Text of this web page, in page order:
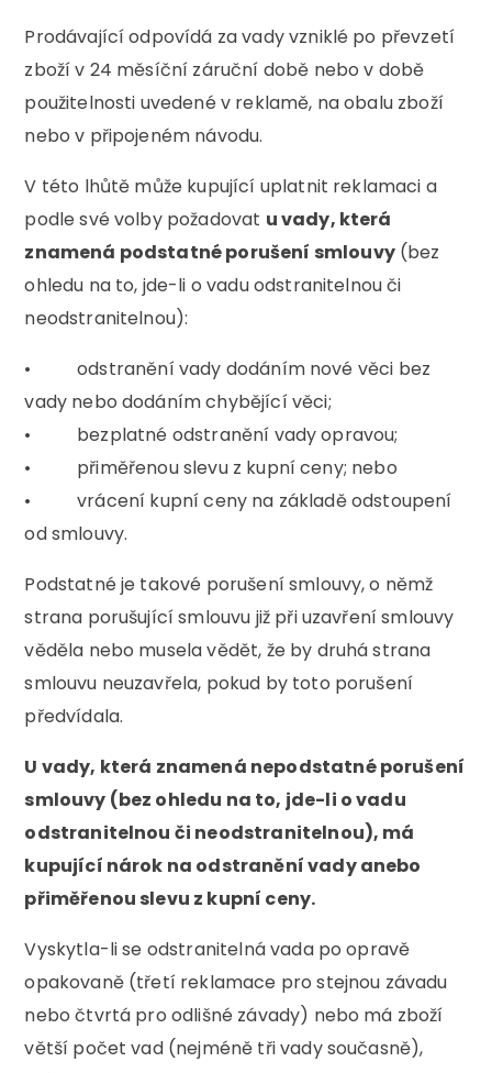
Prodávající odpovídá za vady vzniklé po převzetí
zboží v 24 měsíční záruční době nebo v době
použitelnosti uvedené v reklamě, na obalu zboží
nebo v připojeném návodu.
V této lhůtě může kupující uplatnit reklamaci a
podle své volby požadovat u vady, která
znamená podstatné porušení smlouvy(bez
ohledu na to, jde-li o vadu odstranitelnou či
neodstranitelnou):
• odstranění vady dodáním nové věci bez
vady nebo dodáním chybějící věci;
• bezplatné odstranění vady opravou;
• přiměřenou slevu z kupní ceny; nebo
• vrácení kupní ceny na základě odstoupení
od smlouvy.
Podstatné je takové porušení smlouvy, o němž
strana porušující smlouvu již při uzavření smlouvy
věděla nebo musela vědět, že by druhá strana
smlouvu neuzavřela, pokud by toto porušení
předvídala.
U vady, která znamená nepodstatné porušení
smlouvy (bez ohledu na to, jde-li o vadu
odstranitelnou či neodstranitelnou), má
kupující nárok na odstranění vady anebo
přiměřenou slevu z kupní ceny.
Vyskytla-li se odstranitelná vada po opravě
opakovaně (třetí reklamace pro stejnou závadu
nebo čtvrtá pro odlišné závady) nebo má zboží
větší počet vad (nejméně tři vady současně),